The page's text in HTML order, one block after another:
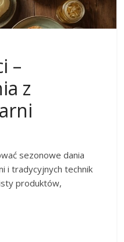
–
z
sezonowe dania
i tradycyjnych technik
produktów,